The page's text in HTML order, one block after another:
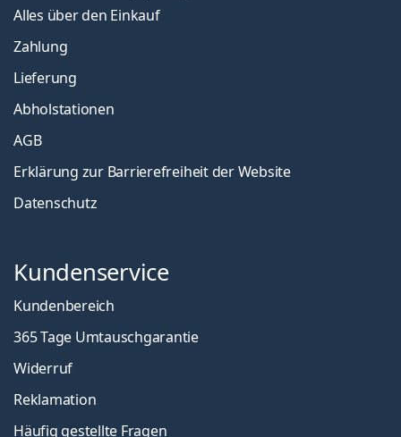
Alles über den Einkauf
Zahlung
Lieferung
Abholstationen
AGB
Erklärung zur Barrierefreiheit der Website
Datenschutz
Kundenservice
Kundenbereich
365 Tage Umtauschgarantie
Widerruf
Reklamation
Häufig gestellte Fragen